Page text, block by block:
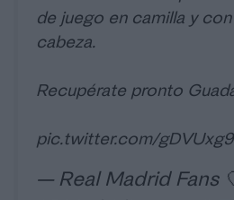
de juego en camilla y
cabeza.
Recupérate pronto
pic.twitter.com/
— Real Madrid Fans